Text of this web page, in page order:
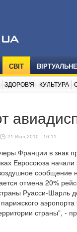
СВІТ
ЗДОРОВ'Я КУЛЬТУРА
21 Июл 2010 - 16:11
Франции в знак
Евросоюза начали
сообщение
отмена 20%
Руасси-Шарль
страны", -